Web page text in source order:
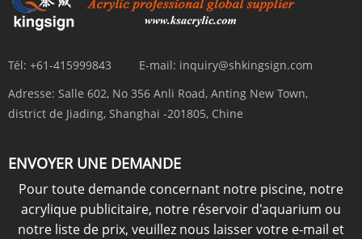
Tél: +61-415999843 E-mail: inquiry@shkingsign.com
Adresse: Salle 602, No 356 Anli Road, Anting New Town,
district de Jiading, Shanghai -201805, Chine
ENVOYER UNE DEMANDE
Pour toute demande concernant notre piscine, notre
acrylique publicitaire, notre réservoir d'aquarium ou
notre liste de prix, veuillez nous laisser votre e-mail et